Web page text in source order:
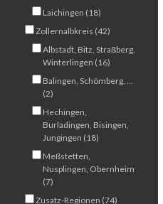
Laichingen (18)
Zollernalbkreis (42)
Albstadt, Bitz, Straßberg,
Winterlingen (16)
Balingen, Schömberg, …
(2)
Hechingen,
Burladingen, Bisingen,
Jungingen (18)
Meßstetten,
Nusplingen, Obernheim
(7)
Zusatz-Regionen (74)